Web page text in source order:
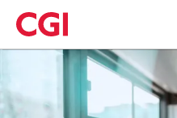
Skip
to
main